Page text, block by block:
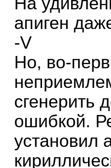
апиген
-V
Но, во-
сгенерить
ошибкой.
установил